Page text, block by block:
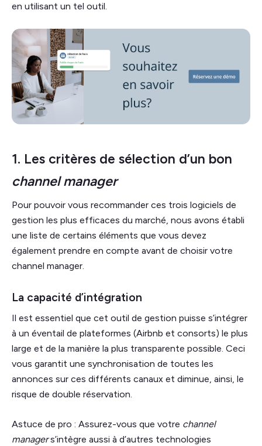
en utilisant un tel outil.
1. Les critères de sélection d’un bon
channel manager
Pour pouvoir vous recommander ces trois logiciels de
gestion les plus efficaces du marché, nous avons établi
une liste de certains éléments que vous devez
également prendre en compte avant de choisir votre
channel manager.
La capacité d’intégration
Il est essentiel que cet outil de gestion puisse s’intégrer
à un éventail de plateformes (Airbnb et consorts) le plus
large et de la manière la plus transparente possible. Ceci
vous garantit une synchronisation de toutes les
annonces sur ces différents canaux et diminue, ainsi, le
risque de double réservation.
Astuce de pro : Assurez-vous que votre channel
managers’intègre aussi à d’autres technologies